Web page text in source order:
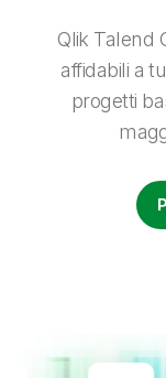
Sedi nel
Talend
Qlik Talend
affidabili a
progetti